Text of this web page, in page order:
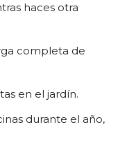
haces otra
completa de
en el jardín.
durante el año,